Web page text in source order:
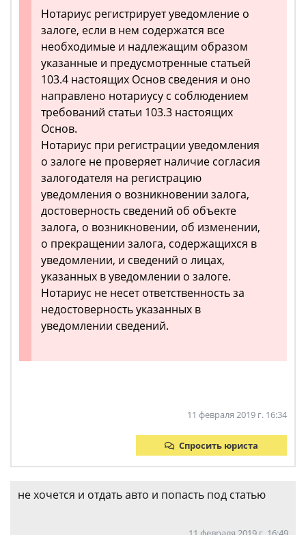
Нотариус регистрирует уведомление о
залоге, если в нем содержатся все
необходимые и надлежащим образом
указанные и предусмотренные статьей
103.4 настоящих Основ сведения и оно
направлено нотариусу с соблюдением
требований статьи 103.3 настоящих
Основ.
Нотариус при регистрации уведомления
о залоге не проверяет наличие согласия
залогодателя на регистрацию
уведомления о возникновении залога,
достоверность сведений об объекте
залога, о возникновении, об изменении,
о прекращении залога, содержащихся в
уведомлении, и сведений о лицах,
указанных в уведомлении о залоге.
Нотариус не несет ответственность за
недостоверность указанных в
уведомлении сведений.
11 февраля 2019 г. 16:34
Спросить юриста
не хочется и отдать авто и попасть под статью